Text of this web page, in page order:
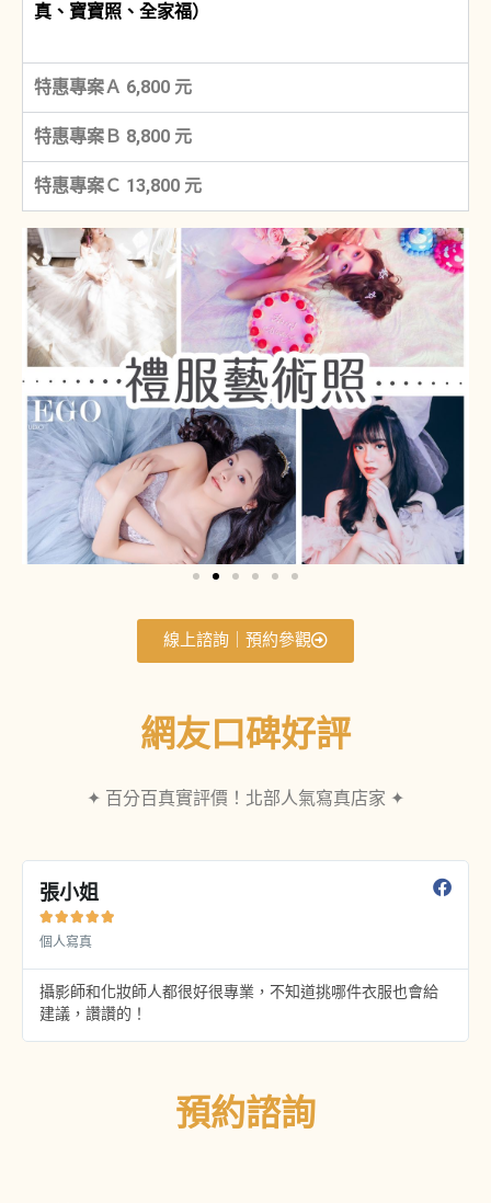
線上諮詢｜預約參觀
真、寶寶照、全家福）
特惠專案Ａ 6,800 元
特惠專案Ｂ 8,800 元
特惠專案Ｃ 13,800 元
網友口碑好評
✦ 百分百真實評價！北部人氣寫真店家 ✦
張小姐

個人寫真
攝影師和化妝師人都很好很專業，不知道挑哪件衣服也會給
建議，讚讚的！
預約諮詢